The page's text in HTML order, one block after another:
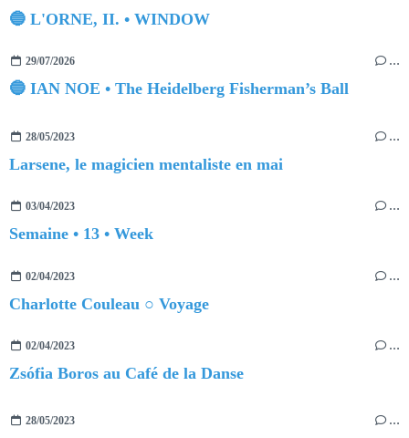
🔵 L'ORNE, II. • WINDOW
29/07/2026 …
🔵 IAN NOE • The Heidelberg Fisherman’s Ball
28/05/2023 …
Larsene, le magicien mentaliste en mai
03/04/2023 …
Semaine • 13 • Week
02/04/2023 …
Charlotte Couleau ○ Voyage
02/04/2023 …
Zsófia Boros au Café de la Danse
28/05/2023 …